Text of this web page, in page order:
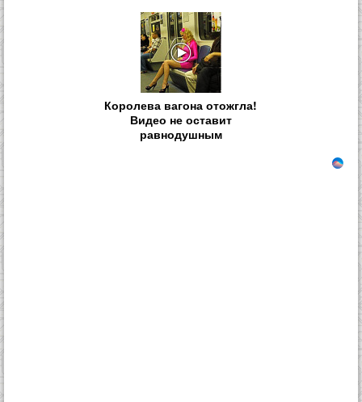
Королева вагона отожгла!
Видео не оставит
равнодушным